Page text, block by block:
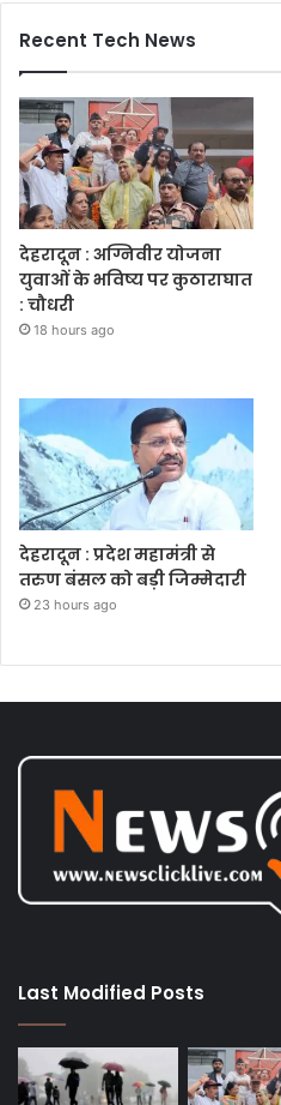
Recent Tech News
देहरादून : अग्निवीर योजना
युवाओं के भविष्य पर कुठाराघात
: चौधरी
18 hours ago
देहरादून : प्रदेश महामंत्री से
तरुण बंसल को बड़ी जिम्मेदारी
23 hours ago
Last Modified Posts